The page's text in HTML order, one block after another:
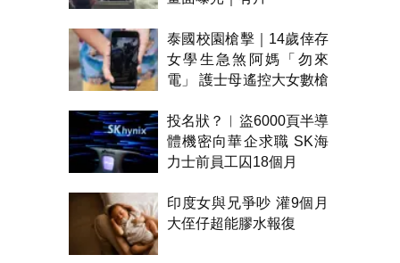
泰國校園槍擊｜14歲倖存
女學生急煞阿媽「勿來
電」 護士母遙控大女數槍
投名狀？︱盜6000頁半導
體機密向華企求職 SK海
力士前員工囚18個月
印度女與兄爭吵 灌9個月
大侄仔超能膠水報復